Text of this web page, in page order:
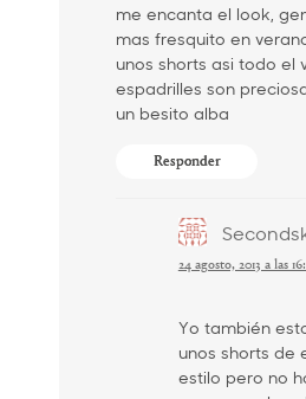
me encanta el look,
mas fresquito en
unos shorts asi todo el
espadrilles son
un besito alba
Responder
24 agosto, 2013 a las
Yo también
unos shorts de
estilo pero no